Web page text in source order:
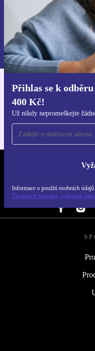
Přihlas se k
400 Kč!
Už nikdy nepromeškejte
Informace o použití osobních
Zásadách ochrany osobních
Informace o použití
Zásadách ochrany
REFURBED